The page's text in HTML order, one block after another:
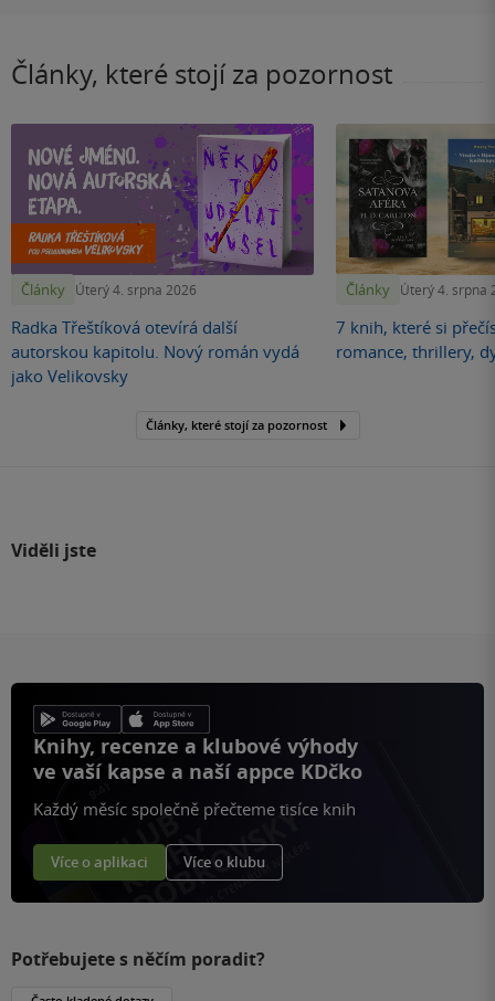
Články, které stojí za pozornost
Články Úterý 4. srpna 2026
Radka Třeštíková otevírá další
autorskou kapitolu. Nový román vydá
jako Velikovsky
Články Úterý 4. srpna
7 knih, které si
romance, thrillery,
Články, které stojí za pozornost
Viděli jste
Knihy, recenze a klubové výhody
ve vaší kapse a naší appce KDčko
Každý měsíc společně přečteme tisíce knih
Více o aplikaci Více o klubu
Potřebujete s něčím poradit?